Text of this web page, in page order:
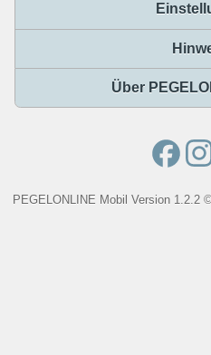
Über
PEGELONLINE Mobil Version 1.2.2